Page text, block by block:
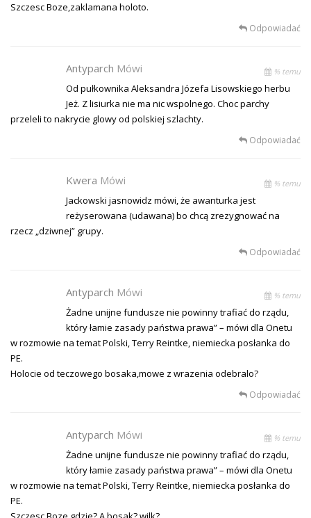
Szczesc Boze,zaklamana holoto.
Odpowiadać
Antyparch Mówi % temu
Od pułkownika Aleksandra Józefa Lisowskiego herbu
Jeż. Z lisiurka nie ma nic wspolnego. Choc parchy
przeleli to nakrycie glowy od polskiej szlachty.
Odpowiadać
Kwera Mówi % temu
Jackowski jasnowidz mówi, że awanturka jest
reżyserowana (udawana) bo chcą zrezygnować na
rzecz „dziwnej” grupy.
Odpowiadać
Antyparch Mówi % temu
Żadne unijne fundusze nie powinny trafiać do rządu,
który łamie zasady państwa prawa” – mówi dla Onetu
w rozmowie na temat Polski, Terry Reintke, niemiecka posłanka do
PE.
Holocie od teczowego bosaka,mowe z wrazenia odebralo?
Odpowiadać
Antyparch Mówi % temu
Żadne unijne fundusze nie powinny trafiać do rządu,
który łamie zasady państwa prawa” – mówi dla Onetu
w rozmowie na temat Polski, Terry Reintke, niemiecka posłanka do
PE.